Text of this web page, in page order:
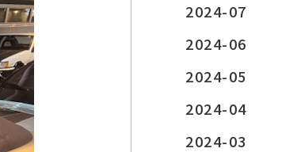
2024-07
2024-06
2024-05
2024-04
2024-03